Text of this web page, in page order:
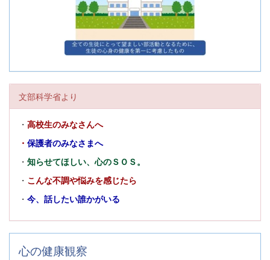
文部科学省より
・ 高校生のみなさんへ
・ 保護者のみなさまへ
・ 知らせてほしい、心のＳＯＳ。
・ こんな不調や悩みを感じたら
・ 今、話したい誰かがいる
心の健康観察